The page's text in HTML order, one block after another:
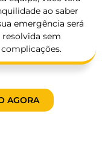
ao saber
emergência será
resolvida sem
complicações.
AGORA